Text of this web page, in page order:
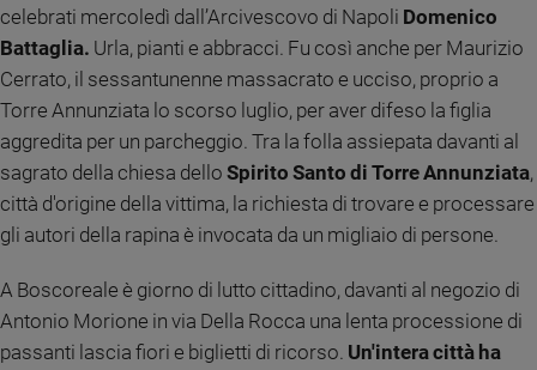
di
della
settimana
Migranti
Diversità
e
inclusione
Cultura
e
spettacoli
celebrati mercoledì dall’Arcivescovo di Napoli Domenico
Battaglia. Urla, pianti e abbracci. Fu così anche per Maurizio
Cerrato, il sessantunenne massacrato e ucciso, proprio a
Torre Annunziata lo scorso luglio, per aver difeso la figlia
aggredita per un parcheggio. Tra la folla assiepata davanti al
sagrato della chiesa dello Spirito Santo di Torre Annunziata,
città d'origine della vittima, la richiesta di trovare e processare
gli autori della rapina è invocata da un migliaio di persone.
A Boscoreale è giorno di lutto cittadino, davanti al negozio di
Antonio Morione in via Della Rocca una lenta processione di
passanti lascia fiori e biglietti di ricorso. Un'intera città ha